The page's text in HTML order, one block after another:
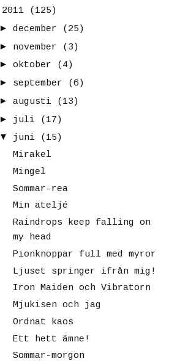
2011
(125)
► december
(25)
► november
(3)
► oktober
(4)
► september
(6)
► augusti
(13)
► juli
(17)
▼
juni
(15)
Mirakel
Mingel
Sommar-rea
Min ateljé
Raindrops keep falling on
my head
Pionknoppar full med myror
Ljuset springer ifrån mig!
Iron Maiden och Vibratorn
Mjukisen och jag
Ordnat kaos
Ett hett ämne!
Sommar-morgon